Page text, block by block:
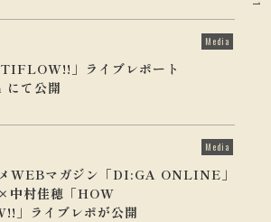
Media
」ライブレポート
て公開
Media
WEBマガジン「DI:GA ONLINE」
中村佳穂「HOW
ライブレポが公開